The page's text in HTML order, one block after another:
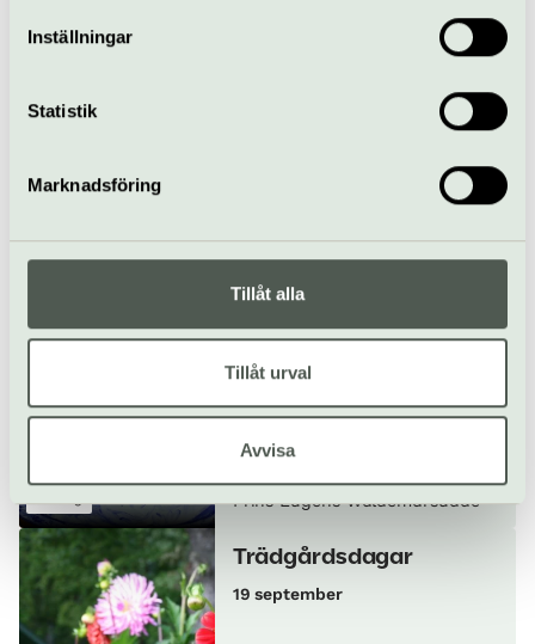
information från din enhet till de sociala medier och
annons- och analysföretag som vi samarbetar med.
information som du har tillhandahållit eller som de har
Inställningar
Statistik
Marknadsföring
Tillåt alla
Tillåt urval
Avvisa
Prins Eugens Waldemarsudde
Specialvisning:
Blomstermotiv ur
Prins Eugens Waldemarsudde
Trädgårdsdagar
19 september